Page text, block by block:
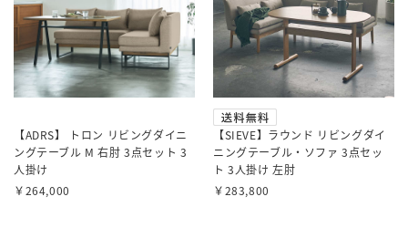
自然な姿勢で食べられる、
【ADRS】 トロン リビングダイニ
ングテーブル M 右肘 3点セット 3
人掛け
￥264,000
【SIEVE】ラウンド リビングダイ
ニングテーブル・ソファ 3点セッ
ト 3人掛け 左肘
￥283,800